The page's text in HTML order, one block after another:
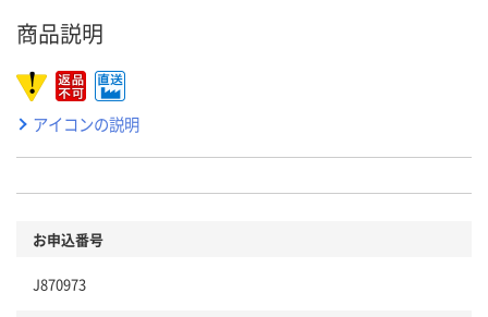
商品説明
アイコンの説明
お申込番号
J870973